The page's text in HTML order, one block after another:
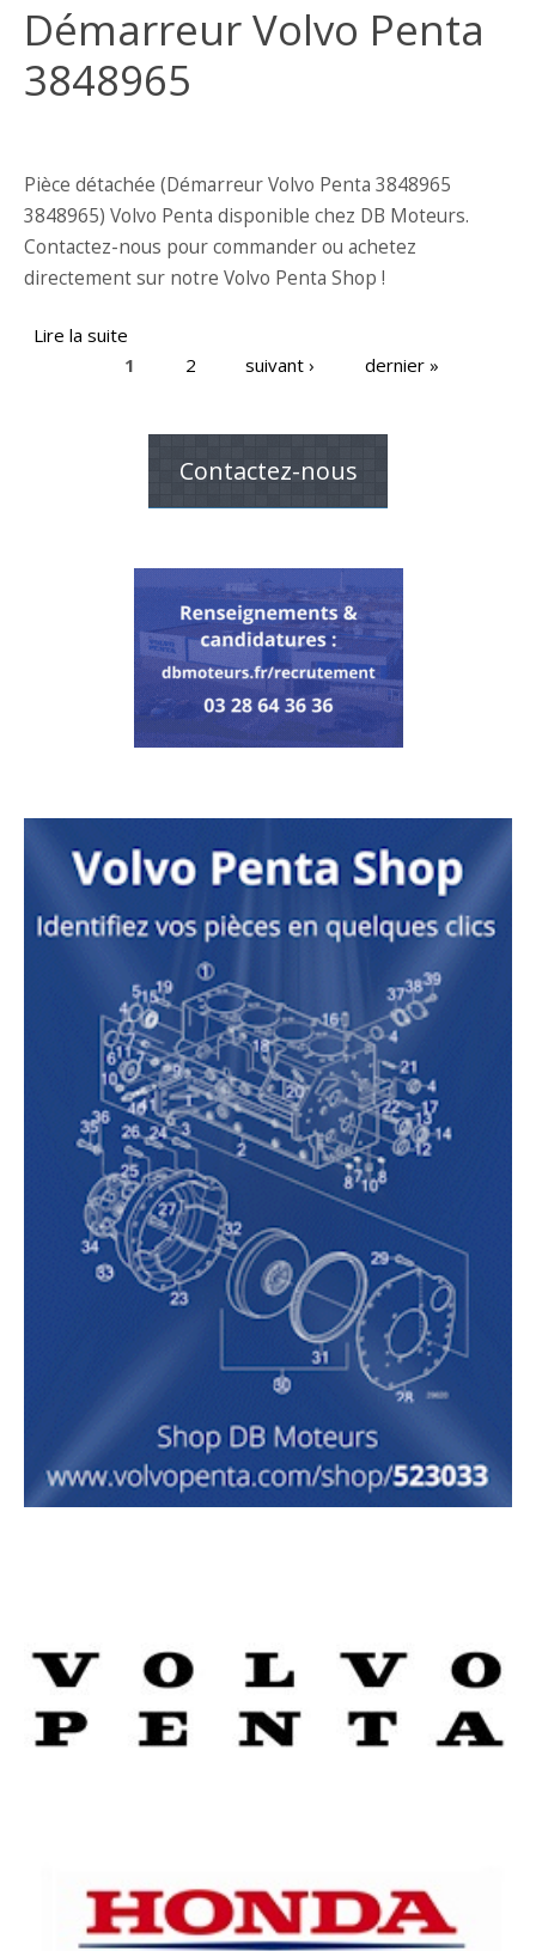
Démarreur Volvo Penta
3848965
Pièce détachée (Démarreur Volvo Penta 3848965
3848965) Volvo Penta disponible chez DB Moteurs.
Contactez-nous pour commander ou achetez
directement sur notre Volvo Penta Shop !
Lire la suite
1 2 suivant › dernier »
Contactez-nous